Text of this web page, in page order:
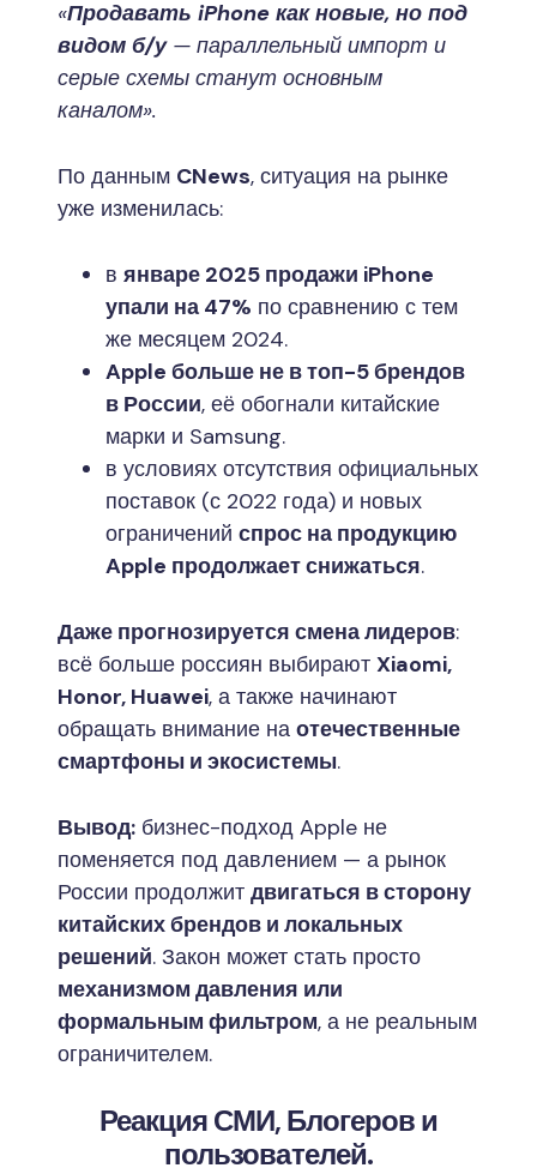
«Продавать iPhone как новые, но под
видом б/у— параллельный импорт и
серые схемы станут основным
каналом».
По данным CNews, ситуация на рынке
уже изменилась:
в январе 2025 продажи iPhone
упали на 47% по сравнению с тем
же месяцем 2024.
Apple больше не в топ-5 брендов
в России, её обогнали китайские
марки и Samsung.
в условиях отсутствия официальных
поставок (с 2022 года) и новых
ограничений спрос на продукцию
Apple продолжает снижаться.
Даже прогнозируется смена лидеров:
всё больше россиян выбирают Xiaomi,
Honor, Huawei, а также начинают
обращать внимание на отечественные
смартфоны и экосистемы.
Вывод: бизнес-подход Apple не
поменяется под давлением — а рынок
России продолжит двигаться в сторону
китайских брендов и локальных
решений. Закон может стать просто
механизмом давления или
формальным фильтром, а не реальным
ограничителем.
Реакция СМИ, Блогеров и
пользователей.